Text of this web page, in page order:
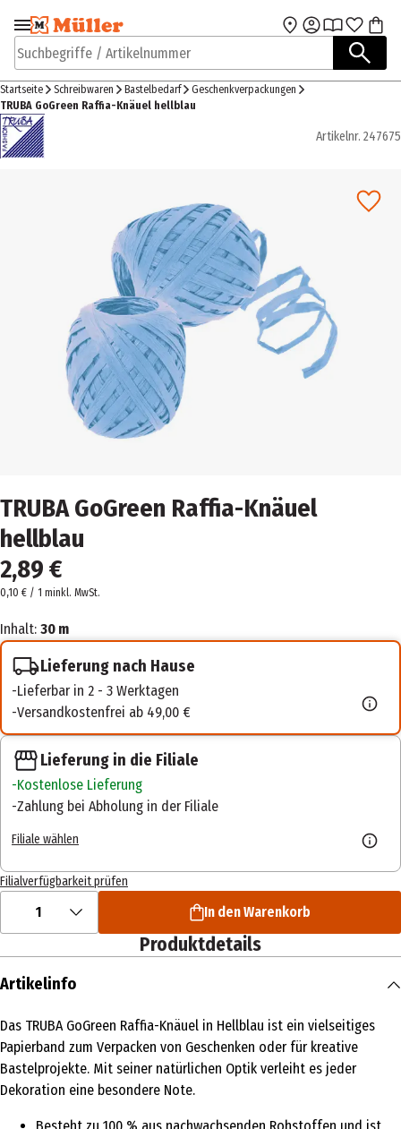
Zur Navigation
springen
Zum Hauptinhalt
Suchbegriffe / Artikelnummer
Startseite Schreibwaren Bastelbedarf
Geschenkverpackungen
TRUBA GoGreen Raffia-Knäuel hellblau
Artikelnr. 247675
TRUBA GoGreen Raffia-Knäuel
hellblau
2,89 €
0,10 € / 1 minkl. MwSt.
Inhalt: 30 m
Lieferung nach Hause
Lieferbar in 2 - 3 Werktagen
Versandkostenfrei ab 49,00 €
Lieferung in die Filiale
Kostenlose Lieferung
Zahlung bei Abholung in der Filiale
Filiale wählen
Filialverfügbarkeit prüfen
1 In den Warenkorb
Produktdetails
Artikelinfo
Das TRUBA GoGreen Raffia-Knäuel in Hellblau ist ein vielseitiges
Papierband zum Verpacken von Geschenken oder für kreative
Bastelprojekte. Mit seiner natürlichen Optik verleiht es jeder
Dekoration eine besondere Note.